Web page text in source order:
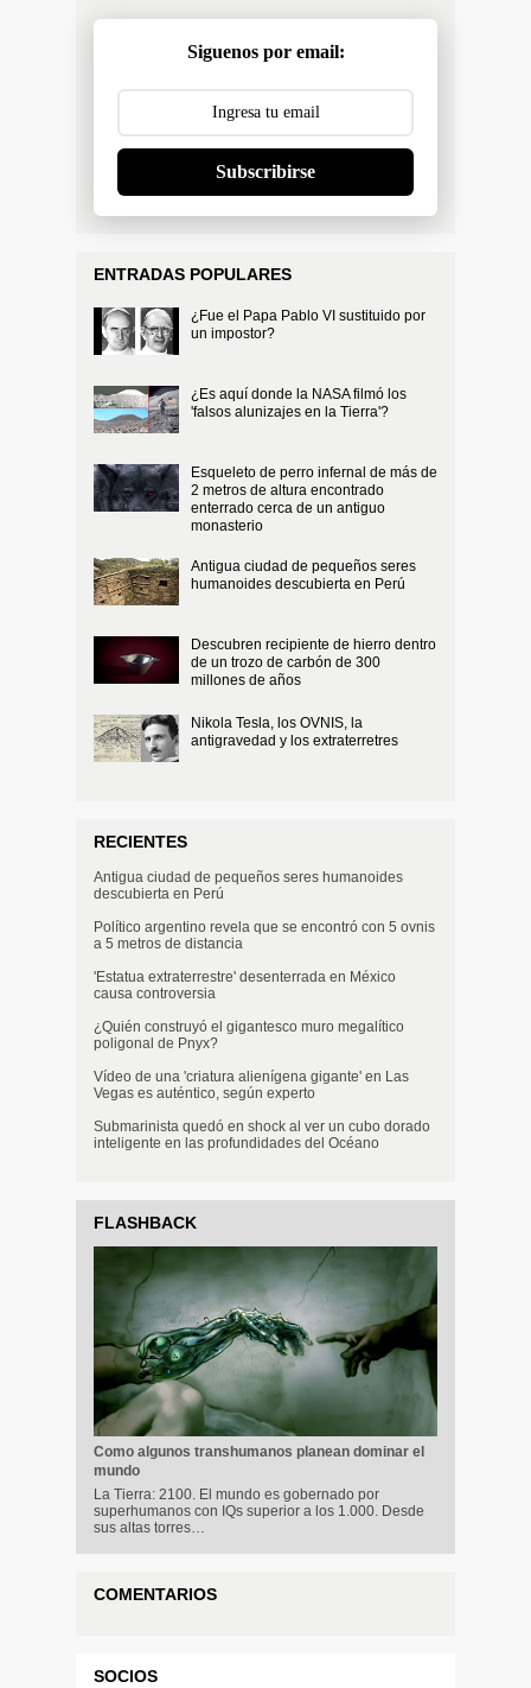
Siguenos por email:
Subscribirse
ENTRADAS POPULARES
¿Fue el Papa Pablo VI sustituido por
un impostor?
¿Es aquí donde la NASA filmó los
'falsos alunizajes en la Tierra'?
Esqueleto de perro infernal de más de
2 metros de altura encontrado
enterrado cerca de un antiguo
monasterio
Antigua ciudad de pequeños seres
humanoides descubierta en Perú
Descubren recipiente de hierro dentro
de un trozo de carbón de 300
millones de años
Nikola Tesla, los OVNIS, la
antigravedad y los extraterretres
RECIENTES
Antigua ciudad de pequeños seres humanoides
descubierta en Perú
Político argentino revela que se encontró con 5 ovnis
a 5 metros de distancia
'Estatua extraterrestre' desenterrada en México
causa controversia
¿Quién construyó el gigantesco muro megalítico
poligonal de Pnyx?
Vídeo de una 'criatura alienígena gigante' en Las
Vegas es auténtico, según experto
Submarinista quedó en shock al ver un cubo dorado
inteligente en las profundidades del Océano
FLASHBACK
Como algunos transhumanos planean dominar el
mundo
La Tierra: 2100. El mundo es gobernado por
superhumanos con IQs superior a los 1.000. Desde
sus altas torres…
COMENTARIOS
SOCIOS